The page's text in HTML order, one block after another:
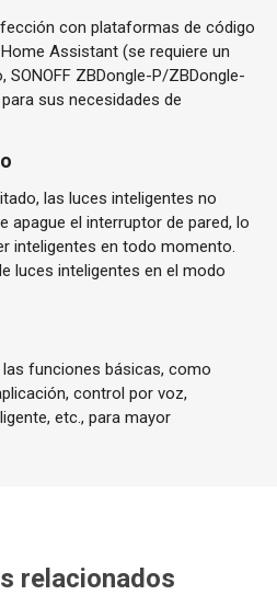
con plataformas de código
Assistant (se requiere un
SONOFF ZBDongle-P/ZBDongle-
sus necesidades de
las luces inteligentes no
apague el interruptor de pared, lo
inteligentes en todo momento.
luces inteligentes en el modo
funciones básicas, como
control por voz,
etc., para mayor
relacionados